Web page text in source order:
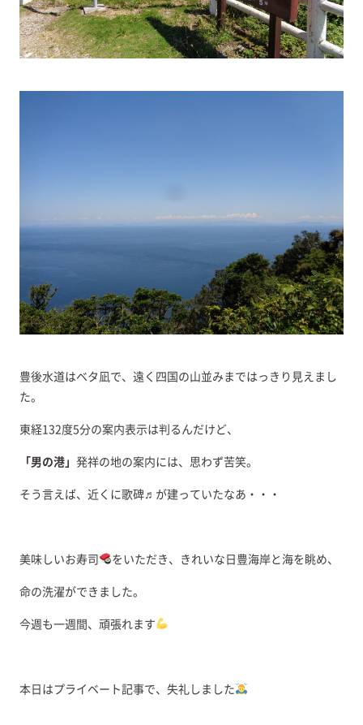
豊後水道はベタ凪で、遠く四国の山並みまではっきり見えまし
た。
東経132度5分の案内表示は判るんだけど、
「男の港」 発祥の地の案内には、思わず苦笑。
そう言えば、近くに歌碑♬が建っていたなあ・・・
美味しいお寿司 をいただき、きれいな日豊海岸と海を眺め、
命の洗濯ができました。
今週も一週間、頑張れます
本日はプライベート記事で、失礼しました